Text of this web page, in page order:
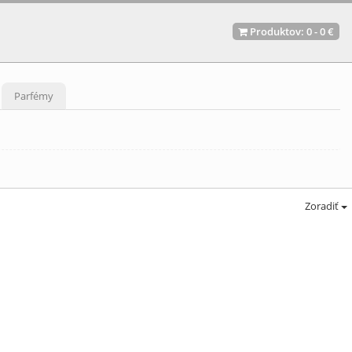
Produktov: 0-0 €
Parfémy
Zoradiť